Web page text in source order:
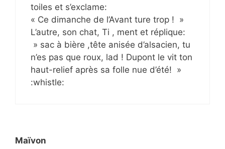
toiles et s’exclame:
« Ce dimanche de l’Avant ture trop ! »
L’autre, son chat, Ti , ment et réplique:
» sac à bière ,tête anisée d’alsacien, tu
n’es pas que roux, lad ! Dupont le vit ton
haut-relief après sa folle nue d’été! »
:whistle:
Maïvon